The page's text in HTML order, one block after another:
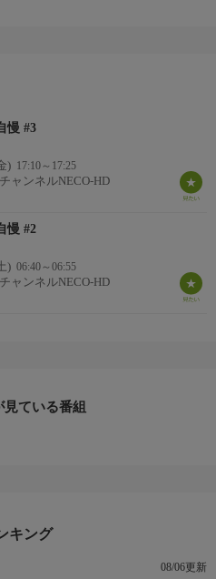
慢 #3
) 17:10～17:25
ャンネルNECO-HD
慢 #2
) 06:40～06:55
ャンネルNECO-HD
ている番組
キング
08/06更新